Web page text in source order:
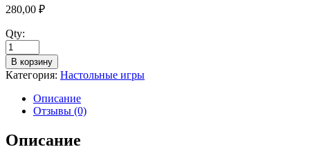
280,00 ₽
Qty:
В корзину
Категория: Настольные игры
Описание
Отзывы (0)
Описание